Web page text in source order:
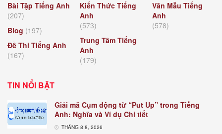
Bài Tập Tiếng Anh
(207)
Blog (197)
Đề Thi Tiếng Anh
(167)
Kiến Thức Tiếng
Anh
(573)
Trung Tâm Tiếng
Anh
(179)
Văn Mẫu Tiếng
Anh
(578)
TIN NỔI BẬT
Giải mã Cụm động từ “Put Up” trong Tiếng
Anh: Nghĩa và Ví dụ Chi tiết
THÁNG 8 8, 2026